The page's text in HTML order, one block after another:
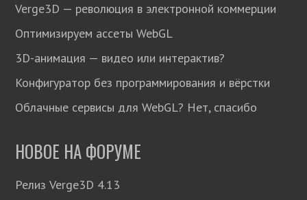
Verge3D — революция в электронной коммерции
Оптимизируем ассеты WebGL
3D-анимация — видео или интерактив?
Конфигуратор без программирования и вёрстки
Облачные сервисы для WebGL? Нет, спасибо
НОВОЕ НА ФОРУМЕ
Релиз Verge3D 4.13